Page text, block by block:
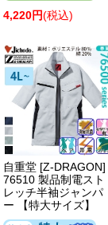
4,220円(税込)
自重堂 [Z-DRAGON]
76510 製品制電スト
レッチ半袖ジャンパ
ー 【特大サイズ】